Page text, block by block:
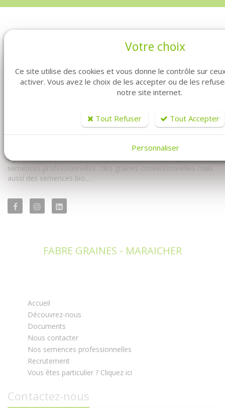
bon endroit. Fabre Graines vous propose la vente de graines en
ligne pour vous les professionnels.
Vous y trouverez à la fois notre univers conventionnel mais
également notre univers biologique. Avec un très large choix de
semences professionnelles : des graines conventionnelles mais
aussi des semences bio...
FABRE GRAINES - MARAICHER
Accueil
Découvrez-nous
Documents
Nous contacter
Nos semences professionnelles
Recrutement
Vous êtes particulier ? Cliquez ici
Contactez-nous
Votre choix
Ce site utilise des cookies et vous donne le contrôle sur
activer. Vous avez le choix de les accepter ou de les
notre site internet.
Tout Refuser Tout Accepter
Personnaliser